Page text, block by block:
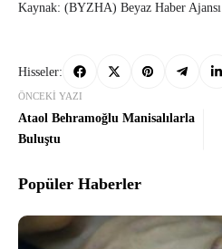
Kaynak: (BYZHA) Beyaz Haber Ajansı
Hisseler:
ÖNCEKI YAZI
Ataol Behramoğlu Manisalılarla
Buluştu
Popüler Haberler